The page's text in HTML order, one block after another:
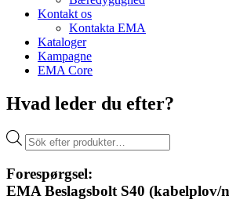
Kontakt os
Kontakta EMA
Kataloger
Kampagne
EMA Core
Hvad leder du efter?
Products
search
Forespørgsel:
EMA Beslagsbolt S40